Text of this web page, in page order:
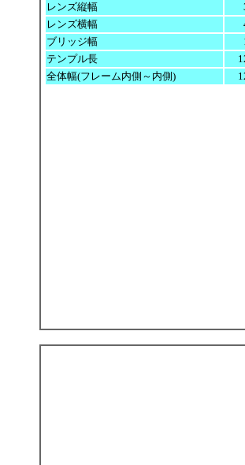
レンズ縦幅
レンズ横幅
ブリッジ幅
テンプル長
全体幅(フレーム内側～内側)